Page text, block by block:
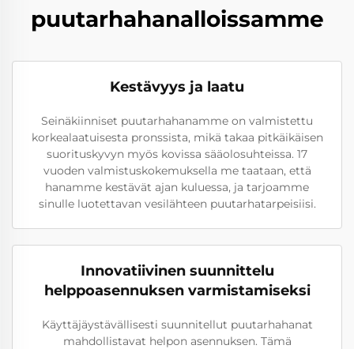
puutarhahanalloissamme
Kestävyys ja laatu
Seinäkiinniset puutarhahanamme on valmistettu
korkealaatuisesta pronssista, mikä takaa pitkäikäisen
suorituskyvyn myös kovissa sääolosuhteissa. 17
vuoden valmistuskokemuksella me taataan, että
hanamme kestävät ajan kuluessa, ja tarjoamme
sinulle luotettavan vesilähteen puutarhatarpeisiisi.
Innovatiivinen suunnittelu
helppoasennuksen varmistamiseksi
Käyttäjäystävällisesti suunnitellut puutarhahanat
mahdollistavat helpon asennuksen. Tämä